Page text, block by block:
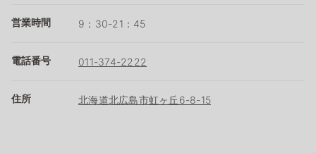
営業時間 9：30-21：45
電話番号 011-374-2222
住所 北海道北広島市虹ヶ丘6-8-15